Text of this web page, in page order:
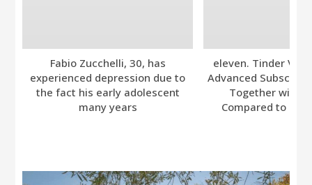
Fabio Zucchelli, 30, has
experienced depression due to
the fact his early adolescent
many years
eleven. Tinder
Advanced
Together with
Compared to